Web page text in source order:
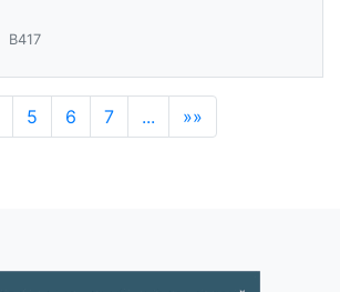
B417
5 6 7 ... »»